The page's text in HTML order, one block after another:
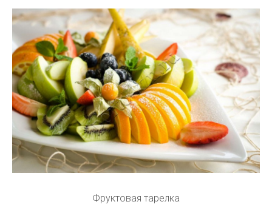
Фруктовая тарелка